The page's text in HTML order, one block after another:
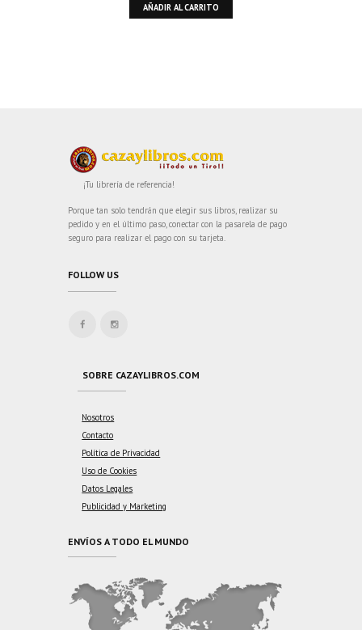
AÑADIR AL CARRITO
¡Tu librería de referencia!
Porque tan solo tendrán que elegir sus libros, realizar su
pedido y en el último paso, conectar con la pasarela de pago
seguro para realizar el pago con su tarjeta.
FOLLOW US
SOBRE CAZAYLIBROS.COM
Nosotros
Contacto
Política de Privacidad
Uso de Cookies
Datos Legales
Publicidad y Marketing
ENVÍOS A TODO EL MUNDO